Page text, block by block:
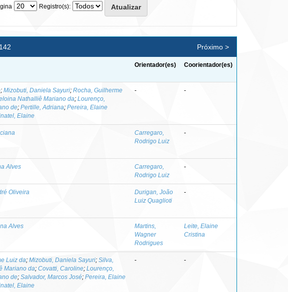
Registro(s):
Próximo >
Orientador(es) Coorientador(es)
; Mizobuti, Daniela Sayuri; Rocha, Guilherme
Nathalliê Mariano da; Lourenço,
de; Pertille, Adriana; Pereira, Elaine
Elaine
- -
Carregaro,
Rodrigo Luiz
-
Alves
Carregaro,
Rodrigo Luiz
-
Oliveira
Durigan, João
Luiz Quaglioti
-
Alves
Martins,
Wagner
Rodrigues
Leite, Elaine
Cristina
Luiz da; Mizobuti, Daniela Sayuri; Silva,
Mariano da; Covatti, Caroline; Lourenço,
de; Salvador, Marcos José; Pereira, Elaine
Elaine
- -